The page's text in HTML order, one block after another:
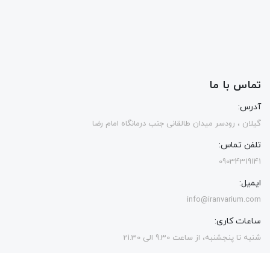
تماس با ما
آدرس:
گیلان ، رودسر میدان طالقانی جنب درمانگاه امام رضا
تلفن تماس:
09034319141
ایمیل:
info@iranvarium.com
ساعات کاری:
شنبه تا پنجشنبه، از ساعت 9.30 الی 21.30